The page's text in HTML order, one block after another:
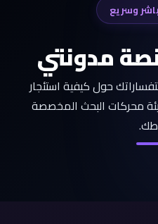
وسريع
مدونتي
حول كيفية استئجار
محركات البحث المخصصة